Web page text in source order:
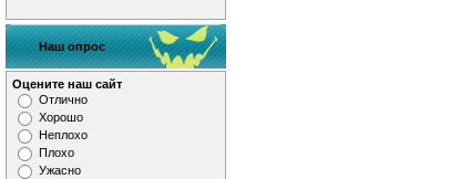
Наш опрос
Оцените наш сайт
Отлично
Хорошо
Неплохо
Плохо
Ужасно